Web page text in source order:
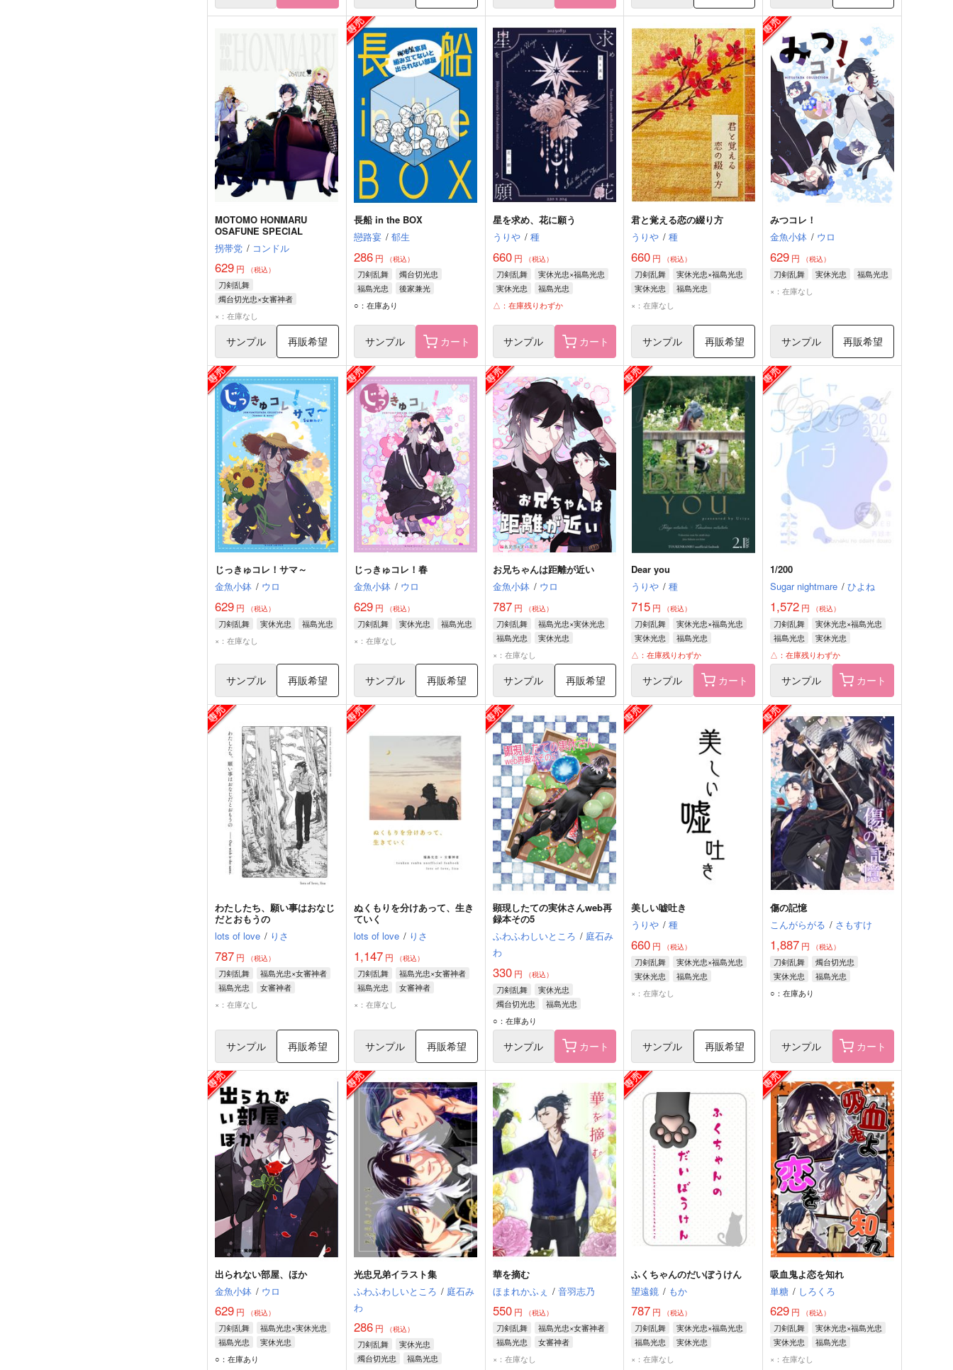
MOTOMO HONMARU
OSAFUNE SPECIAL
拐帯党 / コンドル
629 円 （税込）
刀剣乱舞
燭台切光忠×女審神者
燭台切光忠
実休光忠
×：在庫なし
サンプル 再販希望
長船 in the BOX
戀路宴 / 郁生
286円 （税込）
刀剣乱舞
燭台切光忠
福島光忠
後家兼光
○：在庫あり
サンプル カート
星を求め、花に願う
うりや / 種
660円 （税込）
刀剣乱舞
実休光忠×福島光忠
実休光忠
福島光忠
△：在庫残りわずか
サンプル カート
君と覚える恋の綴り方
うりや / 種
660 円 （税込）
刀剣乱舞
実休光忠×福島光忠
実休光忠
福島光忠
×：在庫なし
サンプル 再販希望
みつコレ！
金魚小鉢 / ウロ
629 円 （税込）
刀剣乱舞 実休光忠
福島光忠
×：在庫なし
サンプル 再販希望
じっきゅコレ！サマ～
金魚小鉢 / ウロ
629 円 （税込）
刀剣乱舞 実休光忠
福島光忠
×：在庫なし
サンプル 再販希望
じっきゅコレ！春
金魚小鉢 / ウロ
629円 （税込）
刀剣乱舞 実休光忠
福島光忠
×：在庫なし
サンプル 再販希望
お兄ちゃんは距離が近い
金魚小鉢 / ウロ
787円 （税込）
刀剣乱舞
福島光忠×実休光忠
福島光忠
実休光忠
×：在庫なし
サンプル 再販希望
Dear you
うりや / 種
715 円 （税込）
刀剣乱舞
実休光忠×福島光忠
実休光忠
福島光忠
△：在庫残りわずか
サンプル カート
1/200
Sugar nightmare / ひよね
1,572 円 （税込）
刀剣乱舞
実休光忠×福島光忠
福島光忠
実休光忠
△：在庫残りわずか
サンプル カート
わたしたち、願い事はおなじ
だとおもうの
lots of love / りさ
787 円 （税込）
刀剣乱舞
福島光忠×女審神者
福島光忠
女審神者
×：在庫なし
サンプル 再販希望
ぬくもりを分けあって、生き
ていく
lots of love / りさ
1,147円 （税込）
刀剣乱舞
福島光忠×女審神者
福島光忠
女審神者
×：在庫なし
サンプル 再販希望
顕現したての実休さんweb再
録本その5
ふわふわしいところ / 庭石み
わ
330円 （税込）
刀剣乱舞
実休光忠
燭台切光忠
福島光忠
○：在庫あり
サンプル カート
美しい嘘吐き
うりや / 種
660 円 （税込）
刀剣乱舞
実休光忠×福島光忠
実休光忠
福島光忠
×：在庫なし
サンプル 再販希望
傷の記憶
こんがらがる / さもすけ
1,887 円 （税込）
刀剣乱舞
燭台切光忠
実休光忠
福島光忠
○：在庫あり
サンプル カート
出られない部屋、ほか
金魚小鉢 / ウロ
629 円 （税込）
刀剣乱舞
福島光忠×実休光忠
福島光忠
実休光忠
○：在庫あり
光忠兄弟イラスト集
ふわふわしいところ / 庭石み
わ
286円 （税込）
刀剣乱舞
実休光忠
燭台切光忠
福島光忠
華を摘む
ほまれかふぇ / 音羽志乃
550円 （税込）
刀剣乱舞
福島光忠×女審神者
福島光忠
女審神者
×：在庫なし
ふくちゃんのだいぼうけん
望遠鏡 / もか
787 円 （税込）
刀剣乱舞
実休光忠×福島光忠
福島光忠
実休光忠
×：在庫なし
吸血鬼よ恋を知れ
単糖 / しろくろ
629 円 （税込）
刀剣乱舞
実休光忠×福島光忠
実休光忠
福島光忠
×：在庫なし